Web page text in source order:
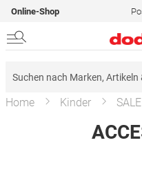
Online-Shop
Home Kinder SALE